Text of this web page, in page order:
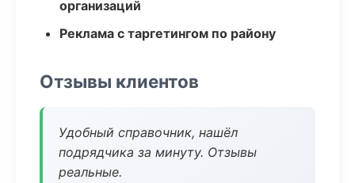
организаций
Реклама с таргетингом по району
Отзывы клиентов
Удобный справочник, нашёл
подрядчика за минуту. Отзывы
реальные.